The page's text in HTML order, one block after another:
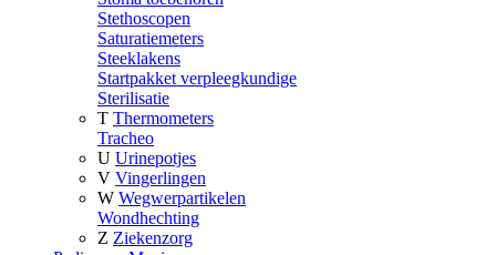
Stethoscopen
Saturatiemeters
Steeklakens
Startpakket verpleegkundige
Sterilisatie
T Thermometers
Tracheo
U Urinepotjes
V Vingerlingen
W Wegwerpartikelen
Wondhechting
Z Ziekenzorg